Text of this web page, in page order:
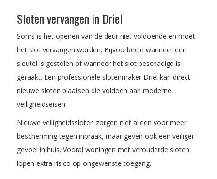
Sloten vervangen in Driel
Soms is het openen van de deur niet voldoende en moet
het slot vervangen worden. Bijvoorbeeld wanneer een
sleutel is gestolen of wanneer het slot beschadigd is
geraakt. Een professionele slotenmaker Driel kan direct
nieuwe sloten plaatsen die voldoen aan moderne
veiligheidseisen.
Nieuwe veiligheidssloten zorgen niet alleen voor meer
bescherming tegen inbraak, maar geven ook een veiliger
gevoel in huis. Vooral woningen met verouderde sloten
lopen extra risico op ongewenste toegang.